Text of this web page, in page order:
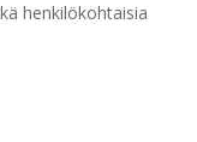
henkilökohtaisia